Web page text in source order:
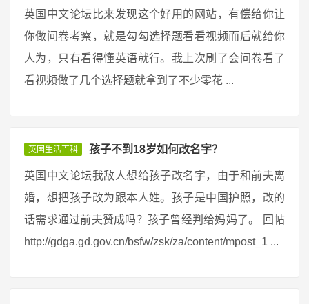
英国中文论坛比来发现这个好用的网站，有偿给你让
你做问卷考察，就是勾勾选择题看看视频而后就给你
人为，只有看得懂英语就行。我上次刷了会问卷看了
看视频做了几个选择题就拿到了不少零花 ...
英国生活百科 孩子不到18岁如何改名字？
英国中文论坛我敌人想给孩子改名字，由于和前夫离
婚，想把孩子改为跟本人姓。孩子是中国护照，改的
话需求通过前夫赞成吗？孩子曾经判给妈妈了。 回帖
http://gdga.gd.gov.cn/bsfw/zsk/za/content/mpost_1 ...